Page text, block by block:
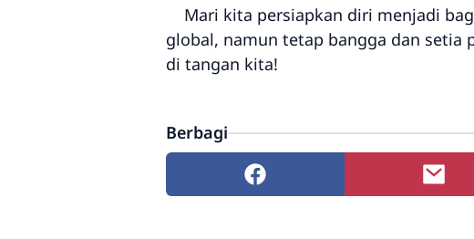
Mari kita persiapkan diri menjadi
global, namun tetap bangga dan setia
di tangan kita!
Berbagi